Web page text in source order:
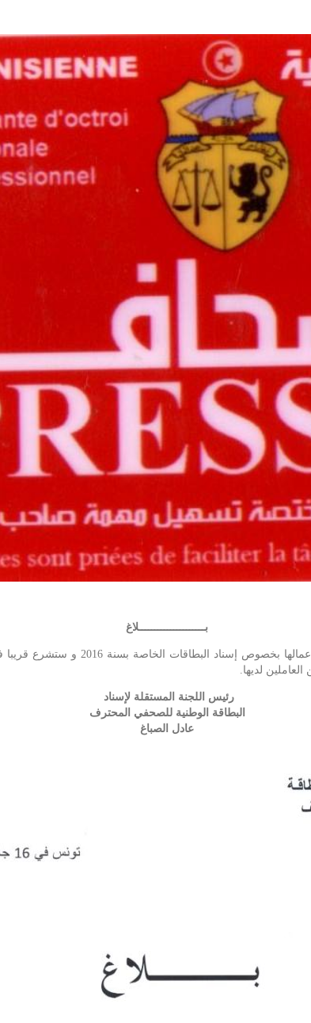
بـــــــــــــــــــــلاغ
لديها
رئيس اللجنة المستقلة لإسناد
البطاقة الوطنية للصحفي المحترف
عادل الصباغ